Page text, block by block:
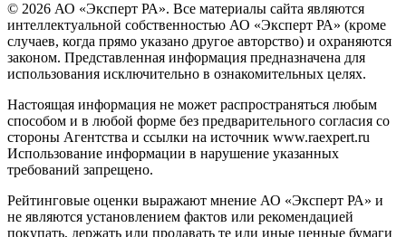
© 2026 АО «Эксперт РА». Все материалы сайта являются
интеллектуальной собственностью АО «Эксперт РА» (кроме
случаев, когда прямо указано другое авторство) и охраняются
законом. Представленная информация предназначена для
использования исключительно в ознакомительных целях.
Настоящая информация не может распространяться любым
способом и в любой форме без предварительного согласия со
стороны Агентства и ссылки на источник www.raexpert.ru
Использование информации в нарушение указанных
требований запрещено.
Рейтинговые оценки выражают мнение АО «Эксперт РА» и
не являются установлением фактов или рекомендацией
покупать, держать или продавать те или иные ценные бумаги